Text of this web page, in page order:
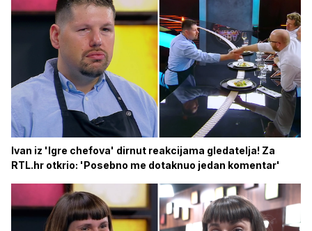
Ivan iz 'Igre chefova' dirnut reakcijama gledatelja! Za
RTL.hr otkrio: 'Posebno me dotaknuo jedan komentar'